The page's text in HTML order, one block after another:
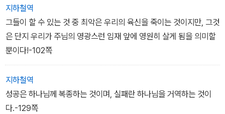
지하철역
그들이 할 수 있는 것 중 최악은 우리의 육신을 죽이는 것이지만, 그것
은 단지 우리가 주님의 영광스런 임재 앞에 영원히 살게 됨을 의미할
뿐이다!-102쪽
지하철역
성공은 하나님께 복종하는 것이며, 실패란 하나님을 거역하는 것이
다.-129쪽